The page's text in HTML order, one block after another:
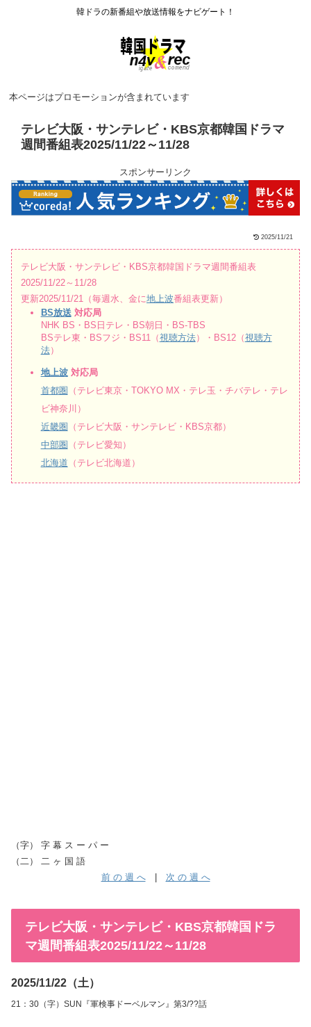
韓ドラの新番組や放送情報をナビゲート！
本ページはプロモーションが含まれています
テレビ大阪・サンテレビ・KBS京都韓国ドラマ
週間番組表2025/11/22～11/28
スポンサーリンク
2025/11/21
テレビ大阪・サンテレビ・KBS京都韓国ドラマ週間番組表
2025/11/22～11/28
更新2025/11/21（毎週水、金に地上波番組表更新）
BS放送 対応局
NHK BS・BS日テレ・BS朝日・BS-TBS
BSテレ東・BSフジ・BS11（視聴方法）・BS12（視聴方
法）
地上波対応局
首都圏 （テレビ東京・TOKYO MX・テレ玉・チバテレ・テレ
ビ神奈川）
近畿圏 （テレビ大阪・サンテレビ・KBS京都）
中部圏 （テレビ愛知）
北海道 （テレビ北海道）
（字） 字 幕 ス ー パ ー
（二） 二 ヶ 国 語
前 の 週 へ| 次 の 週 へ
テレビ大阪・サンテレビ・KBS京都韓国ドラ
マ週間番組表2025/11/22～11/28
2025/11/22（土）
21：30（字）SUN『軍検事ドーベルマン』第3/??話